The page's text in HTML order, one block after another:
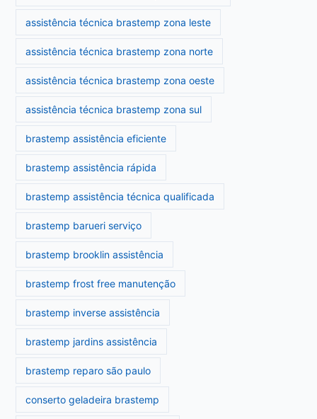
assistência técnica brastemp zona leste
assistência técnica brastemp zona norte
assistência técnica brastemp zona oeste
assistência técnica brastemp zona sul
brastemp assistência eficiente
brastemp assistência rápida
brastemp assistência técnica qualificada
brastemp barueri serviço
brastemp brooklin assistência
brastemp frost free manutenção
brastemp inverse assistência
brastemp jardins assistência
brastemp reparo são paulo
conserto geladeira brastemp